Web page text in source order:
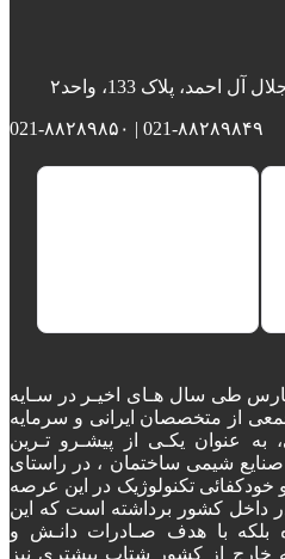
پلاک 133، واحد۲
021-۸۸۲۸۹۸۴۹ | 021-۸۸۲۸۹۸۵۰
طی سال هـای اخیـر در سـایه
از متخصصان ایرانی و سرمایه
عنوان یکـی از پیشـرو تـرین
صنایع شیمی ساختمان ، در راستای
خودکفائی تکنولوژیک در این عرصه
داخل کشور برداشته است که این
بلکه با هدف صـادرات دانـش و
خارج از کشور شتاب بیشتری نیز